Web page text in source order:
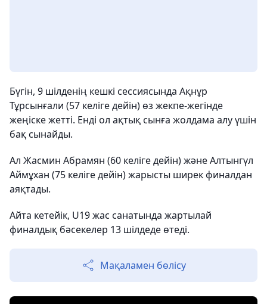
Бүгін, 9 шілденің кешкі сессиясында Ақнұр
Тұрсынғали (57 келіге дейін) өз жекпе-жегінде
жеңіске жетті. Енді ол ақтық сынға жолдама алу үшін
бақ сынайды.
Ал Жасмин Абрамян (60 келіге дейін) және Алтынгүл
Аймұхан (75 келіге дейін) жарысты ширек финалдан
аяқтады.
Айта кетейік, U19 жас санатында жартылай
финалдық бәсекелер 13 шілдеде өтеді.
Мақаламен бөлісу